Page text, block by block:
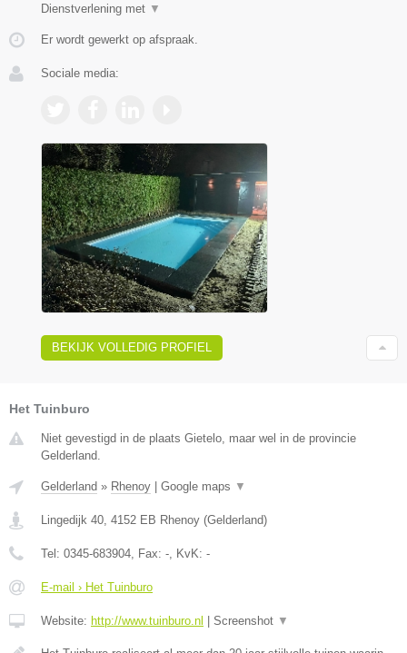
Dienstverlening met ▼
Er wordt gewerkt op afspraak.
Sociale media:
BEKIJK VOLLEDIG PROFIEL
Het Tuinburo
Niet gevestigd in de plaats Gietelo, maar wel in de provincie
Gelderland.
Gelderland » Rhenoy Google maps ▼
Lingedijk 40 4152 EB Rhenoy (Gelderland)
Tel: 0345-683904 , Fax: - , KvK: -
E-mail › Het Tuinburo
Website: http://www.tuinburo.nl Screenshot ▼